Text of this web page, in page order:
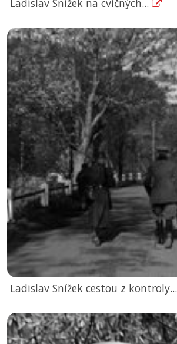
Ladislav Snížek na cvičných...
Ladislav Snížek cestou z kontroly...